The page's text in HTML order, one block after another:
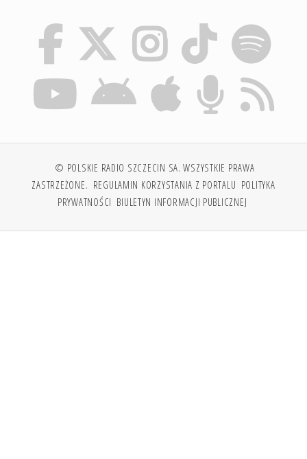
© POLSKIE RADIO SZCZECIN SA. WSZYSTKIE PRAWA
ZASTRZEŻONE. REGULAMIN KORZYSTANIA Z PORTALU POLITYKA
PRYWATNOŚCI BIULETYN INFORMACJI PUBLICZNEJ